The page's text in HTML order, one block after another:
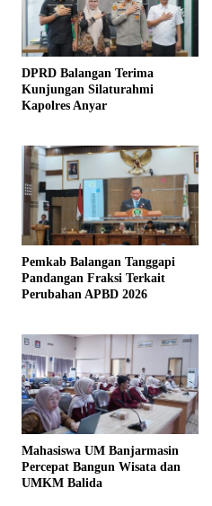
DPRD Balangan Terima
Kunjungan Silaturahmi
Kapolres Anyar
Pemkab Balangan Tanggapi
Pandangan Fraksi Terkait
Perubahan APBD 2026
Mahasiswa UM Banjarmasin
Percepat Bangun Wisata dan
UMKM Balida